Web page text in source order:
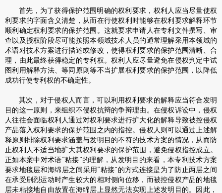
首先，为了获得保护范围明确的权利要求，权利人应当尽量使权
利要求的字面含义清楚，从而在行使权利时能够在权利要求解释环节
顺利确定权利要求的保护范围。这就要求申请人在专利文件撰写、审
查以及授权阶段尽可能按照本领域技术人员的通常理解采用本领域的
术语对技术方案进行描述或修改，使得权利要求的保护范围清晰、合
理，由此最终获得稳定的专利权。权利人应尽量避免在侵权判定中试
图利用解释方法、等同原则等不当扩展权利要求的保护范围，以降低
成功行使专利权的不确定性。
其次，对于侵权人而言，可以利用权利要求的解释应当符合发明
目的这一原则，来组织不侵权抗辩的争辩理由。在侵权诉讼中，侵权
人往往会面临权利人通过对权利要求进行扩大化的解释导致被控侵权
产品落入权利要求的保护范围之内的指控。侵权人则可以通过上述解
释原则排除权利要求涵盖与发明目的不符的技术方案的情况，从而防
止权利人不适当地扩大其权利要求的保护范围，避免侵权指控成立。
正如本案中对术语“粘接”的理解，从发明目的来看，本专利技术方案
要求地毯层和海绵层之间采用“粘接”的方式连接是为了防止两层之间
在承受剧烈运动时产生较大的相对侧向位移，而被控侵权产品的地毯
层未粘接地自由放置在海绵层上显然无法实现上述发明目的。因此，